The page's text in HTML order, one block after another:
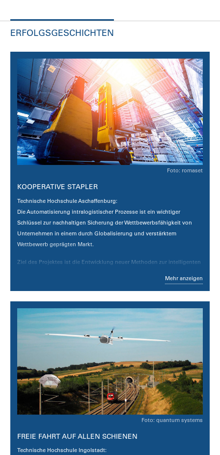
ERFOLGSGESCHICHTEN
Foto: romaset
KOOPERATIVE STAPLER
Technische Hochschule Aschaffenburg:
Die Automatisierung intralogistischer Prozesse ist ein wichtiger
Schlüssel zur nachhaltigen Sicherung der Wettbewerbsfähigkeit von
Unternehmen in einem durch Globalisierung und verstärktem
Wettbewerb geprägten Markt.
Ziel des Projektes ist die Entwicklung neuer Methoden zur intelligenten
Eine derart vernetzte Flotte soll durch kooperatives Verhalten beim
eine deutliche Erhöhung des innerbetrieblichen Waren- und
Materialflusses erreichen und damit maßgeblich zur Optimierung der
Wirtschaftlichkeit und Effizienz intralogistischer Prozesse beitragen.
Link zum Projekt
Mehr anzeigen
Foto: quantum systems
FREIE FAHRT AUF ALLEN SCHIENEN
Technische Hochschule Ingolstadt: